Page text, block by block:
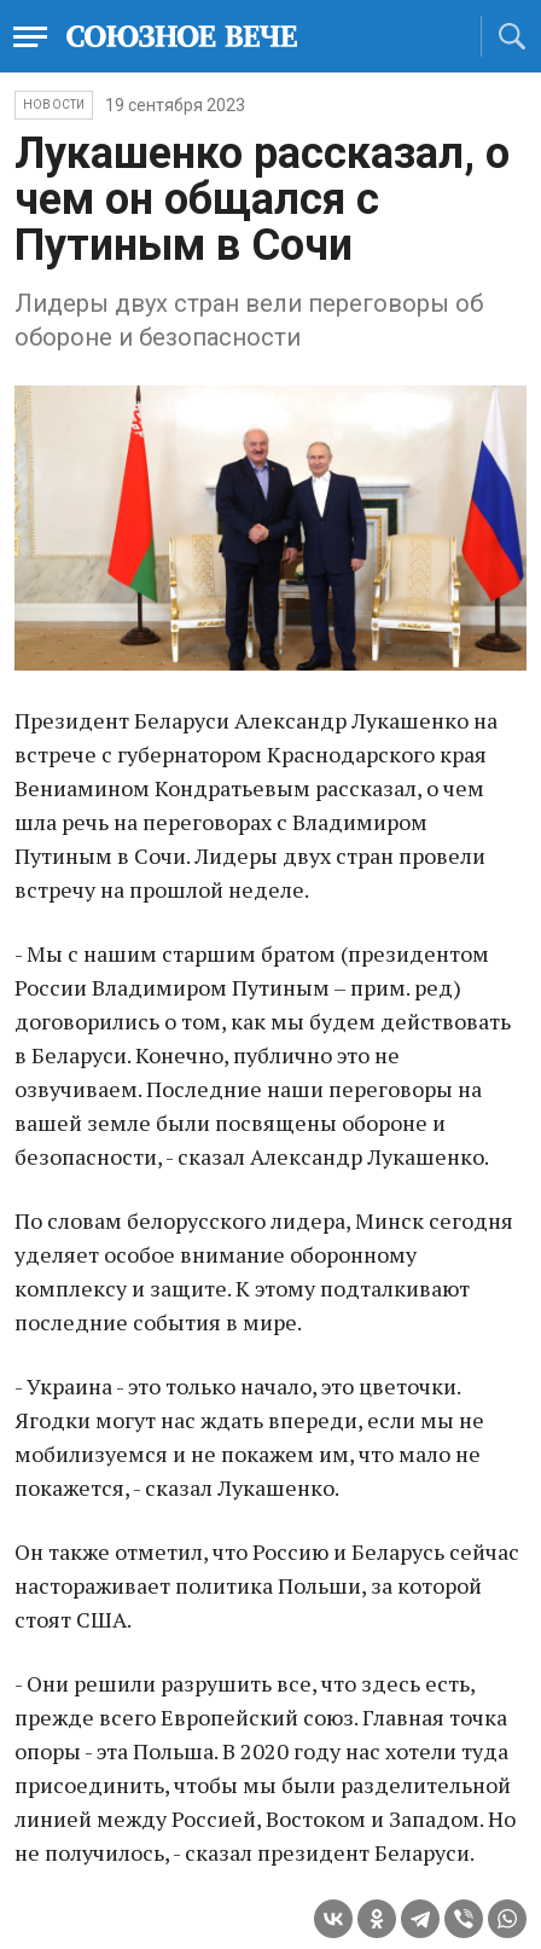
НОВОСТИ 19 сентября 2023
Лукашенко рассказал, о
чем он общался с
Путиным в Сочи
Лидеры двух стран вели переговоры об
обороне и безопасности
Президент Беларуси Александр Лукашенко на
встрече с губернатором Краснодарского края
Вениамином Кондратьевым рассказал, о чем
шла речь на переговорах с Владимиром
Путиным в Сочи. Лидеры двух стран провели
встречу на прошлой неделе.
- Мы с нашим старшим братом (президентом
России Владимиром Путиным – прим. ред)
договорились о том, как мы будем действовать
в Беларуси. Конечно, публично это не
озвучиваем. Последние наши переговоры на
вашей земле были посвящены обороне и
безопасности, - сказал Александр Лукашенко.
По словам белорусского лидера, Минск сегодня
уделяет особое внимание оборонному
комплексу и защите. К этому подталкивают
последние события в мире.
- Украина - это только начало, это цветочки.
Ягодки могут нас ждать впереди, если мы не
мобилизуемся и не покажем им, что мало не
покажется, - сказал Лукашенко.
Он также отметил, что Россию и Беларусь сейчас
настораживает политика Польши, за которой
стоят США.
- Они решили разрушить все, что здесь есть,
прежде всего Европейский союз. Главная точка
опоры - эта Польша. В 2020 году нас хотели туда
присоединить, чтобы мы были разделительной
линией между Россией, Востоком и Западом. Но
не получилось, - сказал президент Беларуси.